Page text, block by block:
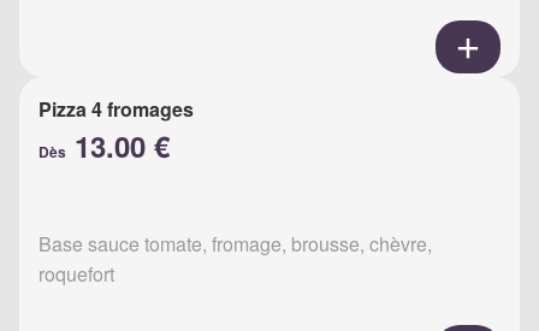
Pizza 4 fromages
Dès 13.00 €
Base sauce tomate, fromage, brousse, chèvre,
roquefort